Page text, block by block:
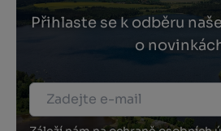
Přihlaste se k odběru
o